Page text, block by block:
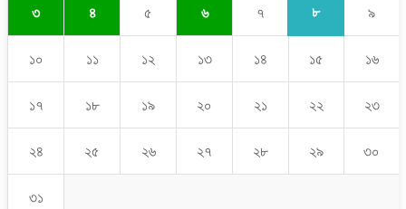
৩ ৪ ৫ ৬ ৭ ৮ ৯
১০ ১১ ১২ ১৩ ১৪ ১৫ ১৬
১৭ ১৮ ১৯ ২০ ২১ ২২ ২৩
২৪ ২৫ ২৬ ২৭ ২৮ ২৯ ৩০
৩১